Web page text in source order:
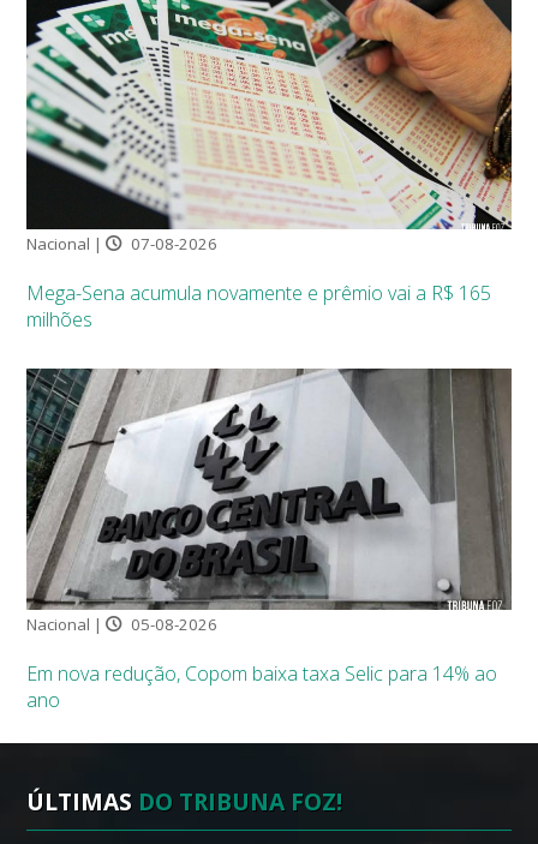
Nacional | 07-08-2026
Mega-Sena acumula novamente e prêmio vai a R$ 165
milhões
Nacional | 05-08-2026
Em nova redução, Copom baixa taxa Selic para 14% ao
ano
ÚLTIMAS DO TRIBUNA FOZ!